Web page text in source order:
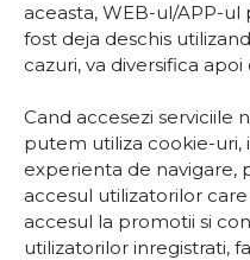
aceasta, WEB-ul/APP-
fost deja deschis
cazuri, va diversifica
Cand accesezi serviciile
putem utiliza cookie-uri,
experienta de navigare,
accesul utilizatorilor
accesul la promotii si
utilizatorilor inregistrati,